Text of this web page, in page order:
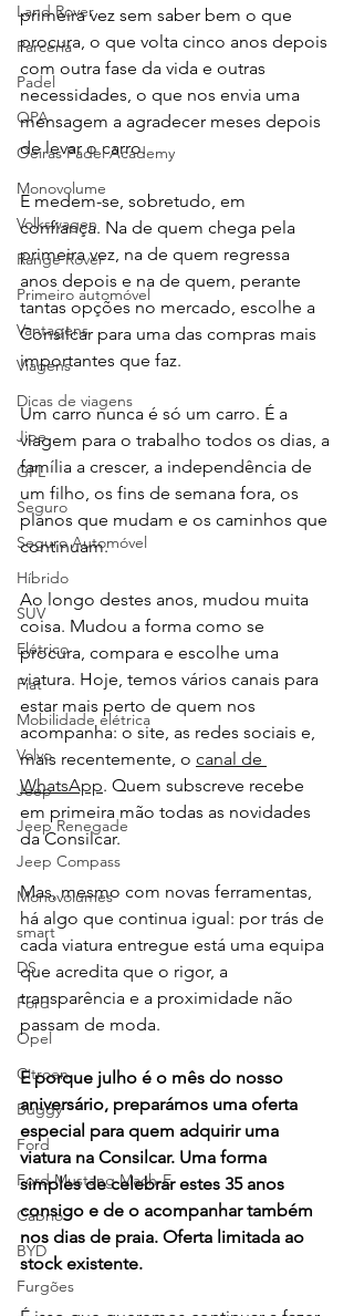
Land Rover
Parceria
Padel
OPA
Oeiras Padel Academy
Monovolume
Volkswagen
Range Rover
Primeiro automóvel
Vantagens
Viagens
Dicas de viagens
Jipe
GPL
Seguro
Seguro Automóvel
Híbrido
SUV
Elétrico
Fiat
Mobilidade elétrica
Volvo
Jeep
Jeep Renegade
Jeep Compass
Monovolumes
smart
DS
Ford
Opel
Citroen
Buggy
Ford
Ford Mustang Mach-E
Cabrio
BYD
Furgões
primeira vez sem saber bem o que
procura, o que volta cinco anos depois
com outra fase da vida e outras
necessidades, o que nos envia uma
mensagem a agradecer meses depois
de levar o carro.
E medem-se, sobretudo, em
confiança. Na de quem chega pela
primeira vez, na de quem regressa
anos depois e na de quem, perante
tantas opções no mercado, escolhe a
Consilcar para uma das compras mais
importantes que faz.
Um carro nunca é só um carro. É a
viagem para o trabalho todos os dias, a
família a crescer, a independência de
um filho, os fins de semana fora, os
planos que mudam e os caminhos que
continuam.
Ao longo destes anos, mudou muita
coisa. Mudou a forma como se
procura, compara e escolhe uma
viatura. Hoje, temos vários canais para
estar mais perto de quem nos
acompanha: o site, as redes sociais e,
mais recentemente, o canal de
WhatsApp. Quem subscreve recebe
em primeira mão todas as novidades
da Consilcar.
Mas, mesmo com novas ferramentas,
há algo que continua igual: por trás de
cada viatura entregue está uma equipa
que acredita que o rigor, a
transparência e a proximidade não
passam de moda.
E porque julho é o mês do nosso
aniversário, preparámos uma oferta
especial para quem adquirir uma
viatura na Consilcar. Uma forma
simples de celebrar estes 35 anos
consigo e de o acompanhar também
nos dias de praia. Oferta limitada ao
stock existente.